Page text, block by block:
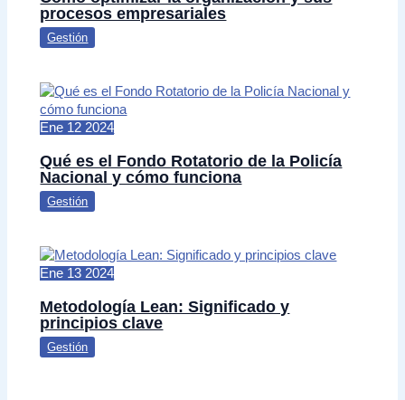
procesos empresariales
Gestión
Ene 12 2024
Qué es el Fondo Rotatorio de la Policía
Nacional y cómo funciona
Gestión
Ene 13 2024
Metodología Lean: Significado y
principios clave
Gestión